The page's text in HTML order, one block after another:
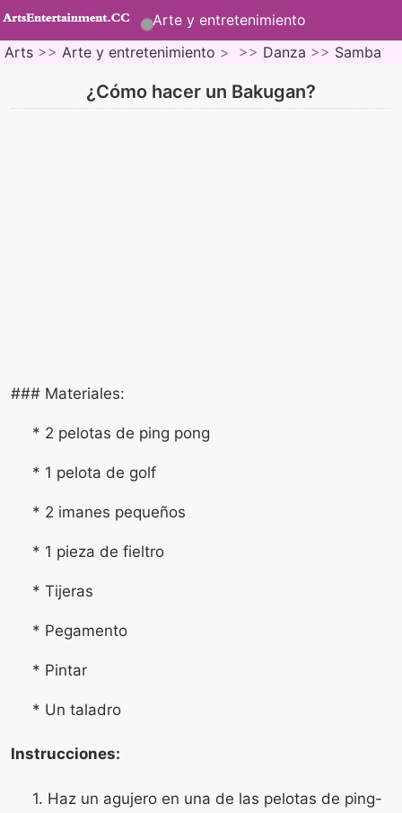
Arte y entretenimiento
Arts >> Arte y entretenimiento > >> Danza >> Samba
¿Cómo hacer un Bakugan?
### Materiales:
* 2 pelotas de ping pong
* 1 pelota de golf
* 2 imanes pequeños
* 1 pieza de fieltro
* Tijeras
* Pegamento
* Pintar
* Un taladro
Instrucciones:
1. Haz un agujero en una de las pelotas de ping-